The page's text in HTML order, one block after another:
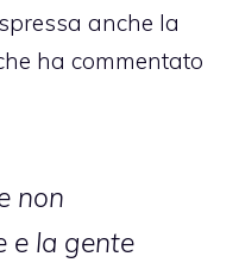
anche la
ha commentato
non
e la gente